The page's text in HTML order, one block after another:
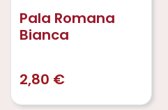
Pala Romana
Bianca
2,80 €